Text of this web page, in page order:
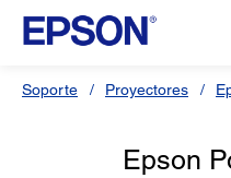
Soporte Proyectores
Epson